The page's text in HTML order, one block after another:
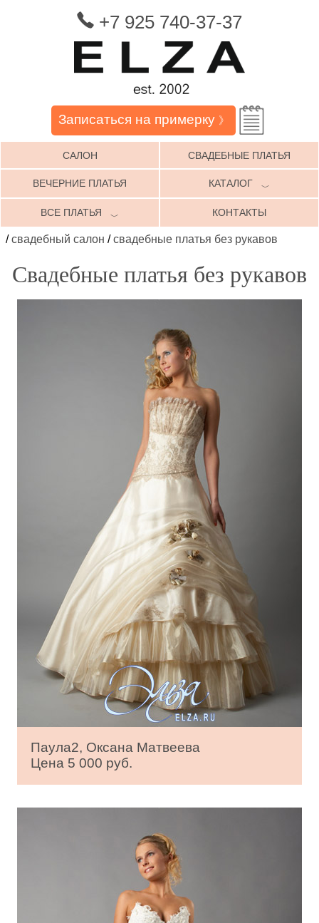
+7 925 740-37-37
Записаться на примерку 》
САЛОН СВАДЕБНЫЕ ПЛАТЬЯ
ВЕЧЕРНИЕ ПЛАТЬЯ КАТАЛОГ ﹀
ВСЕ ПЛАТЬЯ ﹀ КОНТАКТЫ
/свадебный салон /свадебные платья без рукавов
Свадебные платья без рукавов
Паула2, Оксана Матвеева
Цена 5 000 руб.